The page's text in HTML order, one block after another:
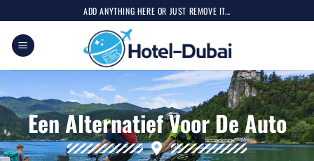
ADD ANYTHING HERE OR JUST REMOVE IT...
Een Alternatief Voor De Auto